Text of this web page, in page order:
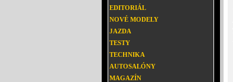
EDITORIÁL
NOVÉ MODELY
JAZDA
TESTY
TECHNIKA
AUTOSALÓNY
MAGAZÍN